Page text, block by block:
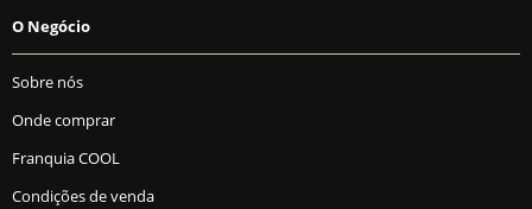
O Negócio
Sobre nós
Onde comprar
Franquia COOL
Condições de venda